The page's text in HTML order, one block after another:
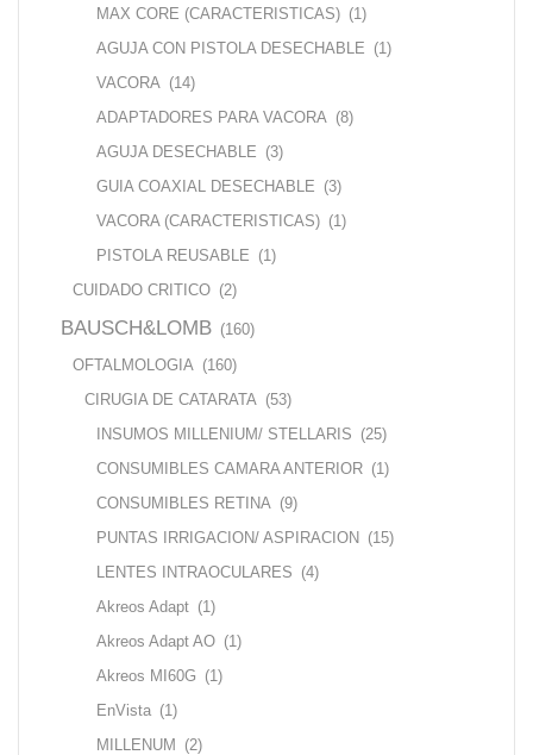
MAX CORE (CARACTERISTICAS) (1)
AGUJA CON PISTOLA DESECHABLE (1)
VACORA (14)
ADAPTADORES PARA VACORA (8)
AGUJA DESECHABLE (3)
GUIA COAXIAL DESECHABLE (3)
VACORA (CARACTERISTICAS) (1)
PISTOLA REUSABLE (1)
CUIDADO CRITICO (2)
BAUSCH&LOMB (160)
OFTALMOLOGIA (160)
CIRUGIA DE CATARATA (53)
INSUMOS MILLENIUM/ STELLARIS (25)
CONSUMIBLES CAMARA ANTERIOR (1)
CONSUMIBLES RETINA (9)
PUNTAS IRRIGACION/ ASPIRACION (15)
LENTES INTRAOCULARES (4)
Akreos Adapt (1)
Akreos Adapt AO (1)
Akreos MI60G (1)
EnVista (1)
MILLENUM (2)